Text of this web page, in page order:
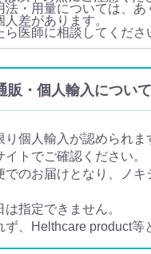
・用量については、あ
差があります。
医師に相談してくださ
販・個人輸入について
個人輸入が認められま
トでご確認ください。
でのお届けとなり、ノ
指定できません。
、Helthcare product等